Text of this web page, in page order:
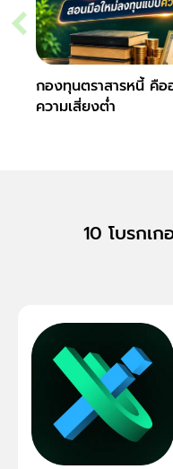
กองทุนตราสารหนี้ คือ
ความเสี่ยงต่ำ
10 โบรกเ